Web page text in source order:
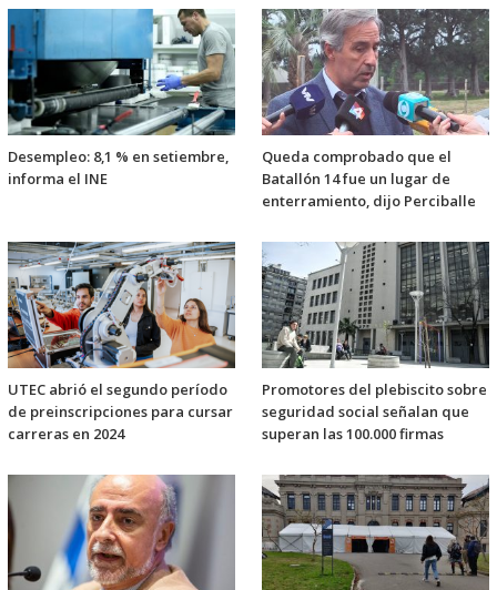
Desempleo: 8,1 % en setiembre,
informa el INE
Queda comprobado que el
Batallón 14 fue un lugar de
enterramiento, dijo Perciballe
UTEC abrió el segundo período
de preinscripciones para cursar
carreras en 2024
Promotores del plebiscito sobre
seguridad social señalan que
superan las 100.000 firmas